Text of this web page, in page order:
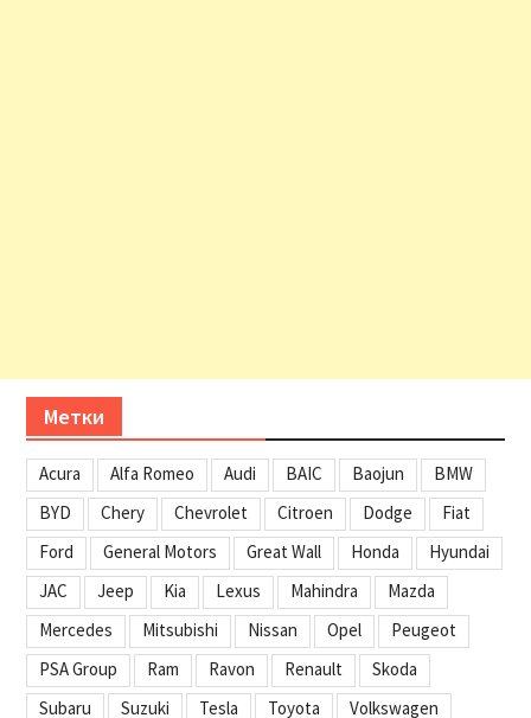
Метки
Acura Alfa Romeo Audi BAIC Baojun
BMW
BYD
Chery Chevrolet Citroen Dodge
Fiat
Ford
General Motors Great Wall Honda
Hyundai
JAC
Jeep Kia Lexus Mahindra
Mazda
Mercedes
Mitsubishi Nissan Opel
Peugeot
PSA Group
Ram Ravon Renault
Skoda
Subaru
Suzuki Tesla Toyota
Volkswagen